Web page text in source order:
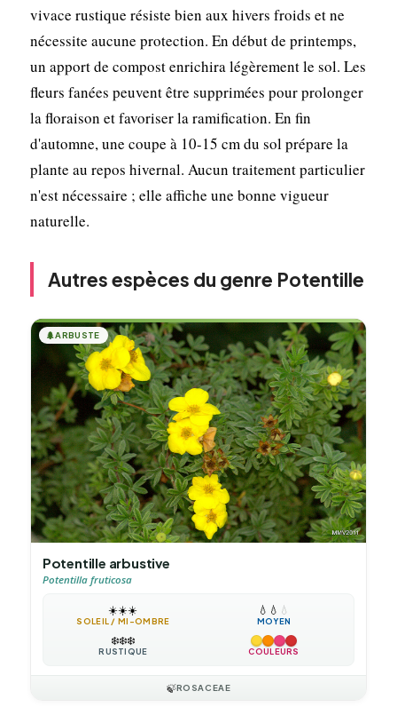
vivace rustique résiste bien aux hivers froids et ne
nécessite aucune protection. En début de printemps,
un apport de compost enrichira légèrement le sol. Les
fleurs fanées peuvent être supprimées pour prolonger
la floraison et favoriser la ramification. En fin
d'automne, une coupe à 10-15 cm du sol prépare la
plante au repos hivernal. Aucun traitement particulier
n'est nécessaire ; elle affiche une bonne vigueur
naturelle.
Autres espèces du genre Potentille
🌲ARBUSTE
Potentille arbustive
Potentilla fruticosa
☀️☀️☀️
SOLEIL / MI-OMBRE
💧 💧 💧
MOYEN
❄️❄️❄️
RUSTIQUE COULEURS
🍃ROSACEAE